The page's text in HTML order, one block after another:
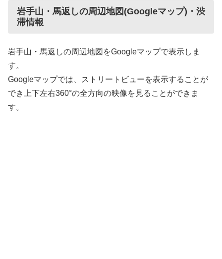
岩手山・馬返しの周辺地図(Googleマップ)・渋
滞情報
岩手山・馬返しの周辺地図をGoogleマップで表示しま
す。
Googleマップでは、ストリートビューを表示することが
でき上下左右360°の全方向の映像を見ることができま
す。